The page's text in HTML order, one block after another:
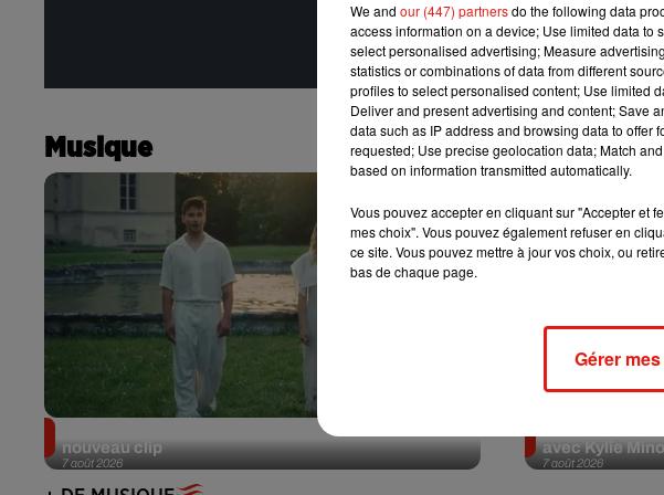
Musique
7 août 2026
Julien Lieb s’essaye à la vie de chatelain dans son
nouveau clip
7 août 2026
avec Kylie
We and our (447) partnersdo the following data
access information on a device; Use limited data
select personalised advertising; Measure
statistics or combinations of data from different
profiles to select personalised content; Use limited
Deliver and present advertising and content; Save
data such as IP address and browsing data to
requested; Use precise geolocation data; Match
based on information transmitted automatically.
Vous pouvez accepter en cliquant sur "Accepter et
mes choix". Vous pouvez également refuser en
ce site. Vous pouvez mettre à jour vos choix, ou
bas de chaque page.
Gérer